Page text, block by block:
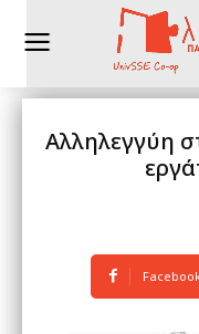
Αλληλεγγύη